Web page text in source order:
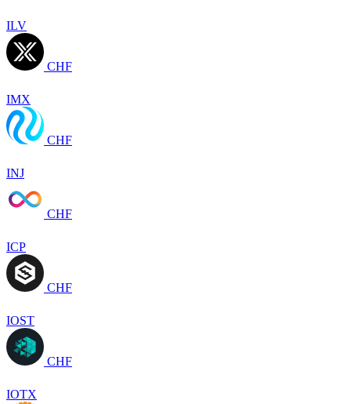
ILV
CHF
IMX
CHF
INJ
CHF
ICP
CHF
IOST
CHF
IOTX